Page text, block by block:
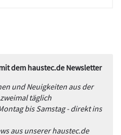
dem haustec.de Newsletter
und Neuigkeiten aus der
täglich
bis Samstag - direkt ins
aus unserer haustec.de